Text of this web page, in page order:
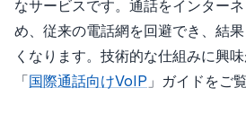
なサービスです。通話をインター
め、従来の電話網を回避でき、結
くなります。技術的な仕組みに興
「国際通話向けVoIP 」ガイドをご